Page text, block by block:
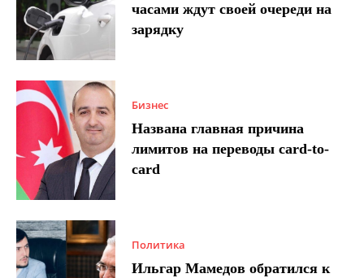
часами ждут своей очереди на
зарядку
Бизнес
Названа главная причина
лимитов на переводы card-to-
card
Политика
Ильгар Мамедов обратился к